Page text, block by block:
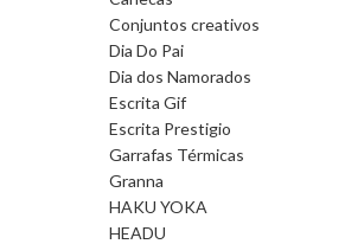
Conjuntos creativos
Dia Do Pai
Dia dos Namorados
Escrita Gif
Escrita Prestigio
Garrafas Térmicas
Granna
HAKU YOKA
HEADU